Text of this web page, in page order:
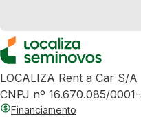
LOCALIZA Rent a Car S/A
CNPJ nº 16.670.085/
Financiamento